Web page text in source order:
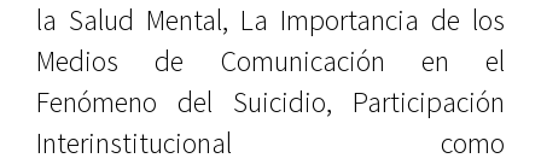
la Salud Mental, La Importancia de los
Medios de Comunicación en el
Fenómeno del Suicidio, Participación
Interinstitucional como